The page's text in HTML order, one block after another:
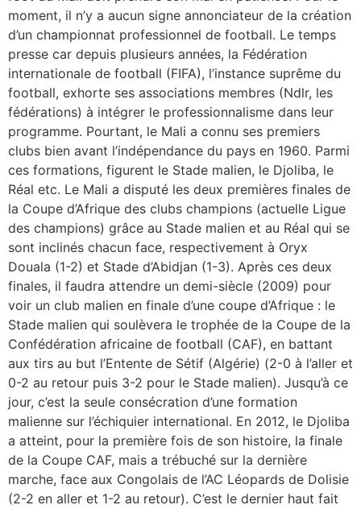
moment, il n’y a aucun signe annonciateur de la création
d’un championnat professionnel de football. Le temps
presse car depuis plusieurs années, la Fédération
internationale de football (FIFA), l’instance suprême du
football, exhorte ses associations membres (Ndlr, les
fédérations) à intégrer le professionnalisme dans leur
programme. Pourtant, le Mali a connu ses premiers
clubs bien avant l’indépendance du pays en 1960. Parmi
ces formations, figurent le Stade malien, le Djoliba, le
Réal etc. Le Mali a disputé les deux premières finales de
la Coupe d’Afrique des clubs champions (actuelle Ligue
des champions) grâce au Stade malien et au Réal qui se
sont inclinés chacun face, respectivement à Oryx
Douala (1-2) et Stade d’Abidjan (1-3). Après ces deux
finales, il faudra attendre un demi-siècle (2009) pour
voir un club malien en finale d’une coupe d’Afrique : le
Stade malien qui soulèvera le trophée de la Coupe de la
Confédération africaine de football (CAF), en battant
aux tirs au but l’Entente de Sétif (Algérie) (2-0 à l’aller et
0-2 au retour puis 3-2 pour le Stade malien). Jusqu’à ce
jour, c’est la seule consécration d’une formation
malienne sur l’échiquier international. En 2012, le Djoliba
a atteint, pour la première fois de son histoire, la finale
de la Coupe CAF, mais a trébuché sur la dernière
marche, face aux Congolais de l’AC Léopards de Dolisie
(2-2 en aller et 1-2 au retour). C’est le dernier haut fait